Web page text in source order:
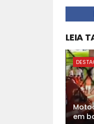
LEIA
em